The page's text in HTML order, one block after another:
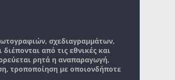
σχεδιαγραμμάτων,
από τις εθνικές και
ρητά η αναπαραγωγή,
τροποποίηση με οποιονδήποτε